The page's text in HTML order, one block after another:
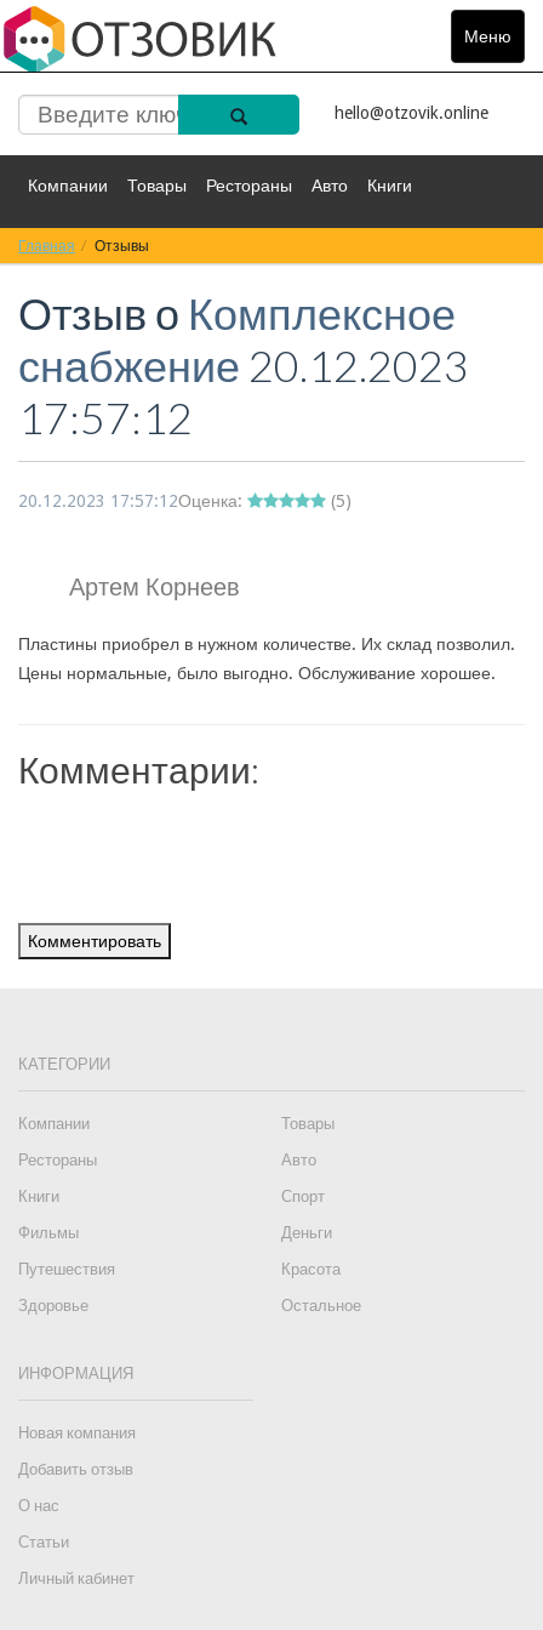
Меню
Toggle
hello@otzovik.online
Компании Товары Рестораны Авто Книги
Спорт Фильмы
Красота Здоровье Остальное
Главная Отзывы
Отзыв о Комплексное
снабжение 20.12.2023
17:57:12
20.12.2023 17:57:12Оценка: (5)
Артем Корнеев
Пластины приобрел в нужном количестве. Их склад позволил.
Цены нормальные, было выгодно. Обслуживание хорошее.
Комментарии:
Комментировать
КАТЕГОРИИ
Компании
Товары
Рестораны
Авто
Книги
Спорт
Фильмы
Деньги
Путешествия
Красота
Здоровье
Остальное
ИНФОРМАЦИЯ
Новая компания
Добавить отзыв
О нас
Статьи
Личный кабинет